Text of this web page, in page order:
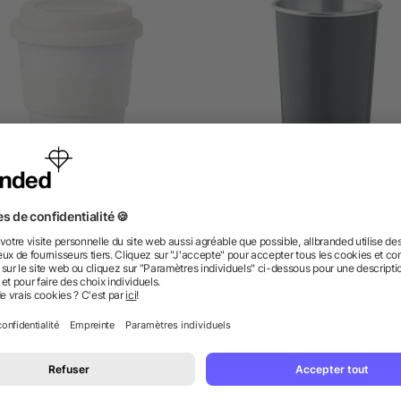
PP, couvercle silicone
dès 0,90 €